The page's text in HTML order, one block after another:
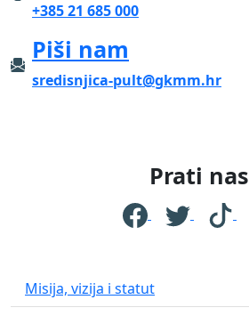
+385 21 685 000
Piši nam
sredisnjica-pult@gkmm.hr
Prati nas
Misija, vizija i statut